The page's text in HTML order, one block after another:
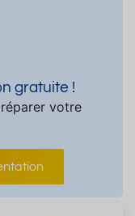
gratuite !
votre